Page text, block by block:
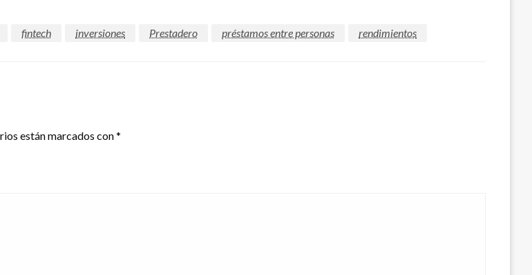
fintech inversiones Prestadero préstamos entre personas
rendimientos
están marcados con*